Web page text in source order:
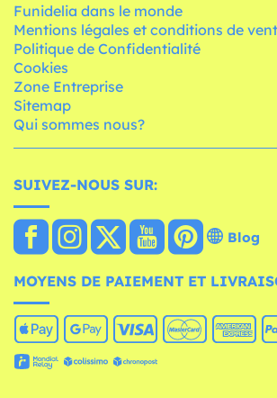
Funidelia dans le monde
Mentions légales et conditions de
Politique de Confidentialité
Cookies
Zone Entreprise
Sitemap
Qui sommes nous?
SUIVEZ-NOUS SUR:
Blog
MOYENS DE PAIEMENT ET